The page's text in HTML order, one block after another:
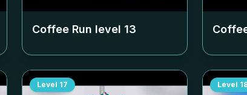
Coffee Run level 13
Level 17 Level